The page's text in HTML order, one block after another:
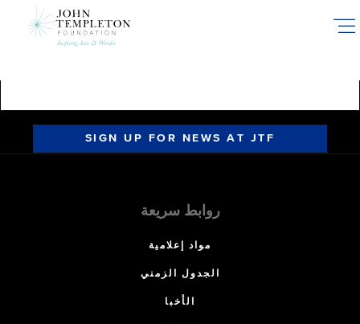
SIGN UP FOR NEWS AT JTF
روابط سريعة
مواد إعلامية
الجدول الزمني
الأخبا